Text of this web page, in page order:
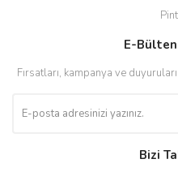
E-
Fırsatları, kampanya ve
Bizi